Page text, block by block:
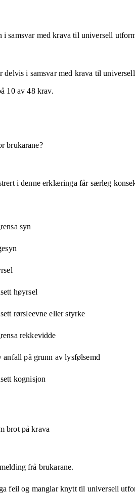
i samsvar med krava til universell
delvis i samsvarmed krava til
10av48krav.
brukarane?
i denne erklæringa får særleg
syn
høyrsel
rørsleevne eller styrke
rekkevidde
anfall på grunn av lysfølsemd
kognisjon
brot på krava
frå brukarane.
feil og manglar knytt til universell